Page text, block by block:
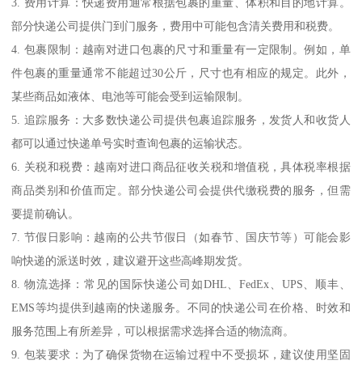
部分快递公司提供门到门服务，费用中可能包含清关费用和税费。
4. 包裹限制：越南对进口包裹的尺寸和重量有一定限制。例如，单
件包裹的重量通常不能超过30公斤，尺寸也有相应的规定。此外，
某些商品如液体、电池等可能会受到运输限制。
5. 追踪服务：大多数快递公司提供包裹追踪服务，发货人和收货人
都可以通过快递单号实时查询包裹的运输状态。
6. 关税和税费：越南对进口商品征收关税和增值税，具体税率根据
商品类别和价值而定。部分快递公司会提供代缴税费的服务，但需
要提前确认。
7. 节假日影响：越南的公共节假日（如春节、国庆节等）可能会影
响快递的派送时效，建议避开这些高峰期发货。
8. 物流选择：常见的国际快递公司如DHL、FedEx、UPS、顺丰、
EMS等均提供到越南的快递服务。不同的快递公司在价格、时效和
服务范围上有所差异，可以根据需求选择合适的物流商。
9. 包装要求：为了确保货物在运输过程中不受损坏，建议使用坚固